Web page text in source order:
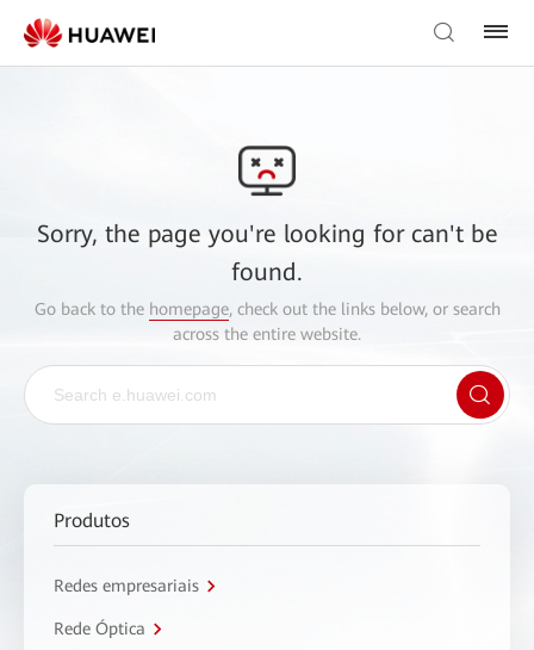
Sorry, the page you're looking for can't be
found.
Go back to the homepage, check out the links below, or search
across the entire website.
Produtos
Redes empresariais
Rede Óptica